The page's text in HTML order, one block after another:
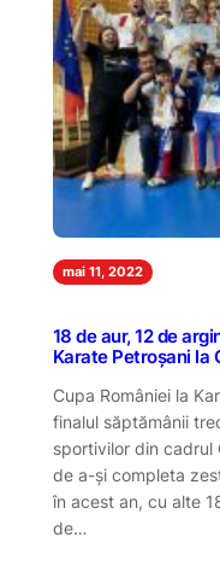
mai 11, 2022
18 de aur, 12 de
Karate Petroșani la
Cupa României la
finalul săptămânii
sportivilor din cadrul
de a-și completa
în acest an, cu alte
de…